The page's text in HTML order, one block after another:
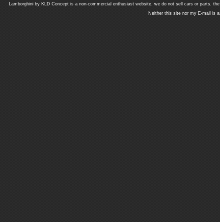
Lamborghini by KLD Concept is a non-commercial enthusiast website, we do not sell cars or parts,
Neither this site nor my E-mail is